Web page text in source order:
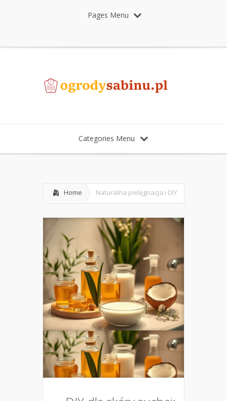
Pages Menu
Categories Menu
Home Naturalna pielęgnacja i DIY